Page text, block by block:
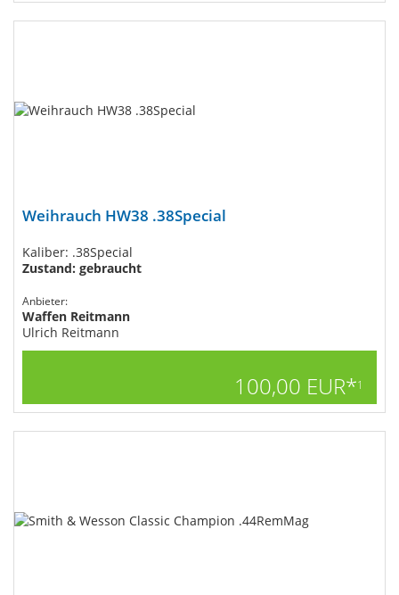
Weihrauch HW38 .38Special
Kaliber: .38Special
Zustand: gebraucht
Anbieter:
Waffen Reitmann
Ulrich Reitmann
100,00 EUR*1